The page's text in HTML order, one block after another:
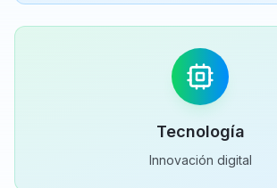
Tecnología
Innovación digital